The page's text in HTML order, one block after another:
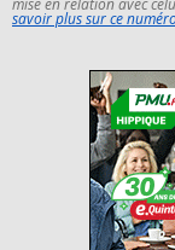
mise en relation avec
savoir plus sur ce